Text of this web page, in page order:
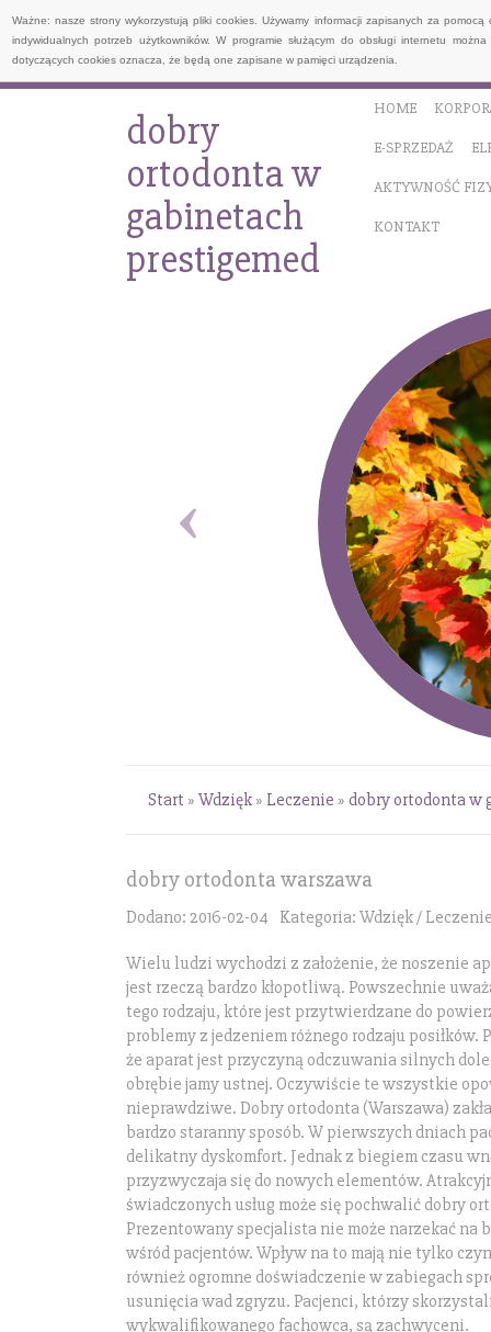
Ważne: nasze strony wykorzystują pliki cookies. Używamy informacji zapisanych za
indywidualnych potrzeb użytkowników. W programie służącym do obsługi internetu
dotyczących cookies oznacza, że będą one zapisane w pamięci urządzenia.
HOME
E-SPRZEDAŻ
AKTYWNOŚĆ
KONTAKT
dobry
ortodonta w
gabinetach
prestigemed
Start » Wdzięk » Leczenie » dobry ortodonta w
dobry ortodonta warszawa
Dodano: 2016-02-04 Kategoria: Wdzięk /
Wielu ludzi wychodzi z założenie, że noszenie
jest rzeczą bardzo kłopotliwą. Powszechnie
tego rodzaju, które jest przytwierdzane do
problemy z jedzeniem różnego rodzaju posiłków.
że aparat jest przyczyną odczuwania silnych
obrębie jamy ustnej. Oczywiście te wszystkie
nieprawdziwe. Dobry ortodonta (Warszawa)
bardzo staranny sposób. W pierwszych dniach
delikatny dyskomfort. Jednak z biegiem czasu
przyzwyczaja się do nowych elementów.
świadczonych usług może się pochwalić dobry
Prezentowany specjalista nie może narzekać na
wśród pacjentów. Wpływ na to mają nie tylko
również ogromne doświadczenie w zabiegach
usunięcia wad zgryzu. Pacjenci, którzy
wykwalifikowanego fachowca, są zachwyceni.